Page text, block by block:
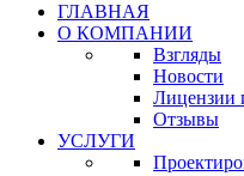
ГЛАВНАЯ
О КОМПАНИИ
Взгляды
Новости
Лицензии
Отзывы
УСЛУГИ